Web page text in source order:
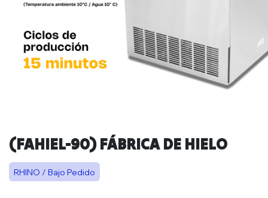
(FAHIEL-90) FÁBRICA DE HIELO
RHINO / Bajo Pedido